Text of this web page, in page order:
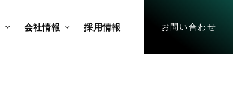
会社情報 採用情報 お問い合わせ